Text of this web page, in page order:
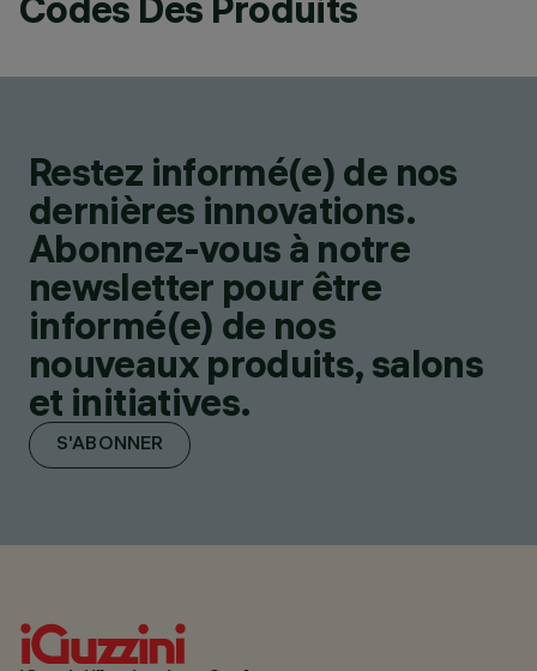
Restez informé(e) de nos
dernières innovations.
Abonnez-vous à notre
newsletter pour être
informé(e) de nos
nouveaux produits, salons
et initiatives.
S'ABONNER